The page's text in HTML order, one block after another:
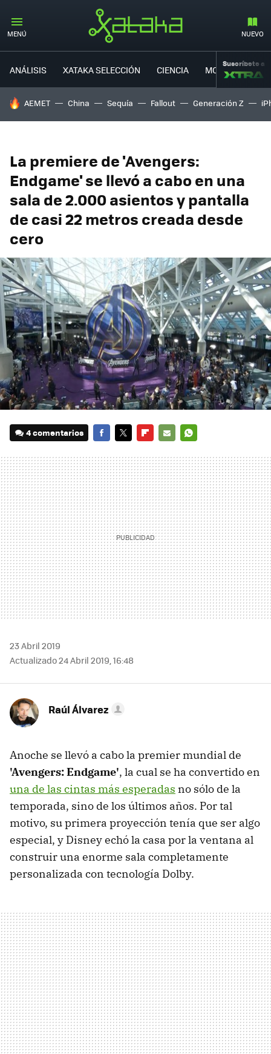
MENÚ NUEVO
ANÁLISIS XATAKA SELECCIÓN CIENCIA MOVILIDAD
Suscríbete a
HOY SE HABLA DE
AEMET China Sequía Fallout Generación Z
La premiere de 'Avengers:
Endgame' se llevó a cabo en una
sala de 2.000 asientos y pantalla
de casi 22 metros creada desde
cero
4 comentarios
MAIL
23 Abril 2019
Actualizado 24 Abril 2019, 16:48
Raúl Álvarez
Anoche se llevó a cabo la premier mundial de
'Avengers: Endgame', la cual se ha convertido en
una de las cintas más esperadas no sólo de la
temporada, sino de los últimos años. Por tal
motivo, su primera proyección tenía que ser algo
especial, y Disney echó la casa por la ventana al
construir una enorme sala completamente
personalizada con tecnología Dolby.